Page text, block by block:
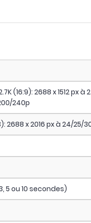
(16:9): 2688 x 1512 px
240p
2688 x 2016 px à 24/25/
5 ou 10 secondes)